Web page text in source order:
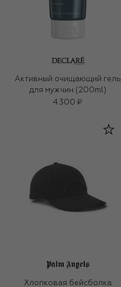
Активный очищающий гель
для мужчин (200ml)
4 300 ₽
Хлопковая бейсболка